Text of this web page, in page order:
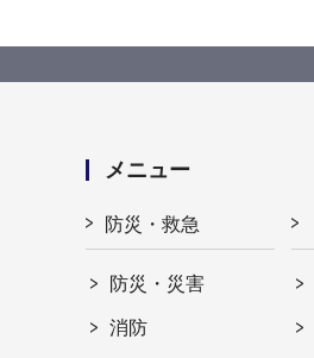
メニュー
防災・救急
防災・災害
消防